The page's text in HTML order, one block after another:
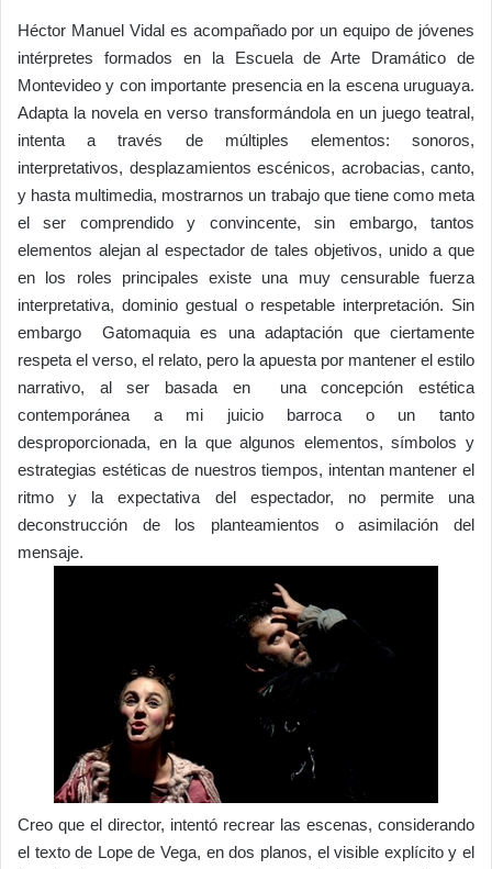
Héctor Manuel Vidal es acompañado por un equipo de jóvenes
intérpretes formados en la Escuela de Arte Dramático de
Montevideo y con importante presencia en la escena uruguaya.
Adapta la novela en verso transformándola en un juego teatral,
intenta a través de múltiples elementos: sonoros,
interpretativos, desplazamientos escénicos, acrobacias, canto,
y hasta multimedia, mostrarnos un trabajo que tiene como meta
el ser comprendido y convincente, sin embargo, tantos
elementos alejan al espectador de tales objetivos, unido a que
en los roles principales existe una muy censurable fuerza
interpretativa, dominio gestual o respetable interpretación. Sin
embargo Gatomaquia es una adaptación que ciertamente
respeta el verso, el relato, pero la apuesta por mantener el estilo
narrativo, al ser basada en una concepción estética
contemporánea a mi juicio barroca o un tanto
desproporcionada, en la que algunos elementos, símbolos y
estrategias estéticas de nuestros tiempos, intentan mantener el
ritmo y la expectativa del espectador, no permite una
deconstrucción de los planteamientos o asimilación del
mensaje.
Creo que el director, intentó recrear las escenas, considerando
el texto de Lope de Vega, en dos planos, el visible explícito y el